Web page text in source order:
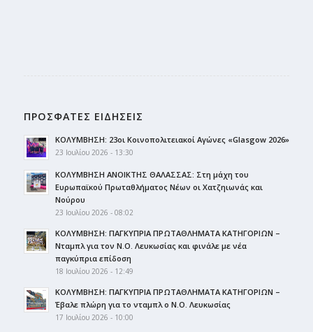
ΠΡΟΣΦΑΤΕΣ ΕΙΔΗΣΕΙΣ
ΚΟΛΥΜΒΗΣΗ: 23οι Κοινοπολιτειακοί Αγώνες «Glasgow 2026»
23 Ιουλίου 2026 - 13:30
ΚΟΛΥΜΒΗΣΗ ΑΝΟΙΚΤΗΣ ΘΑΛΑΣΣΑΣ: Στη μάχη του
Ευρωπαϊκού Πρωταθλήματος Νέων οι Χατζηιωνάς και
Νούρου
23 Ιουλίου 2026 - 08:02
ΚΟΛΥΜΒΗΣΗ: ΠΑΓΚΥΠΡΙΑ ΠΡΩΤΑΘΛΗΜΑΤΑ ΚΑΤΗΓΟΡΙΩΝ –
Νταμπλ για τον Ν.Ο. Λευκωσίας και φινάλε με νέα
παγκύπρια επίδοση
18 Ιουλίου 2026 - 12:49
ΚΟΛΥΜΒΗΣΗ: ΠΑΓΚΥΠΡΙΑ ΠΡΩΤΑΘΛΗΜΑΤΑ ΚΑΤΗΓΟΡΙΩΝ –
Έβαλε πλώρη για το νταμπλ ο Ν.Ο. Λευκωσίας
17 Ιουλίου 2026 - 10:00